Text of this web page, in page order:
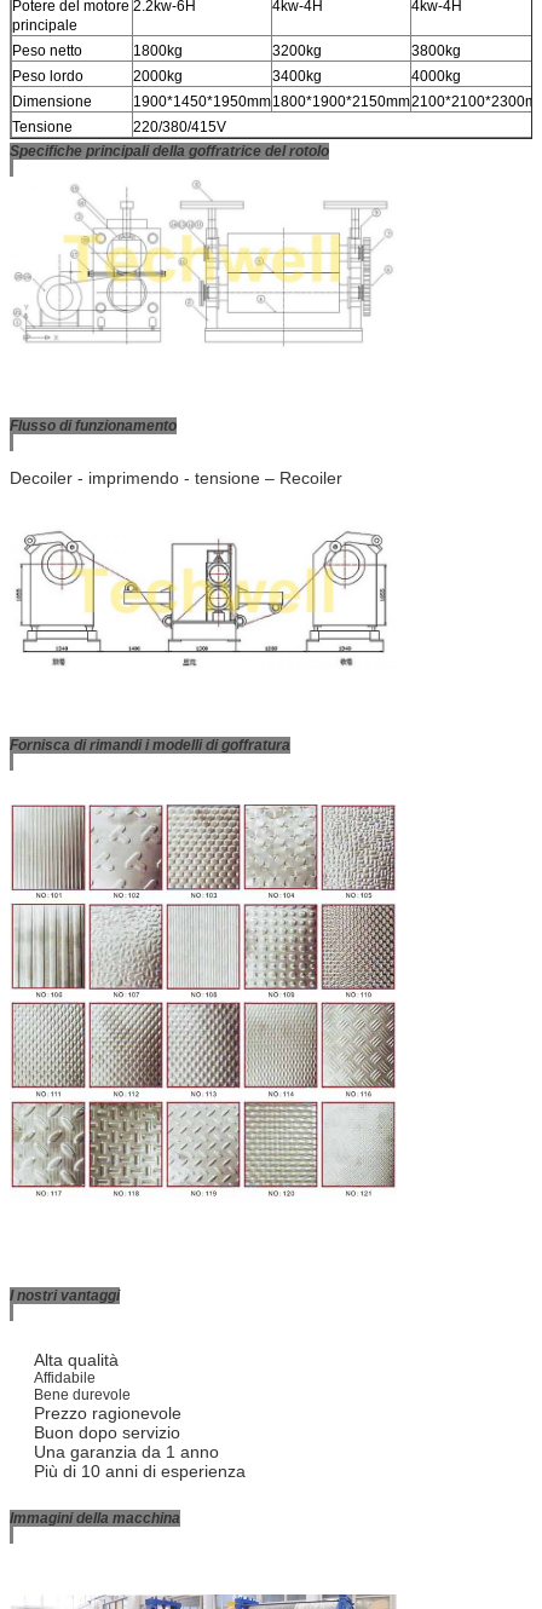
Potere del motore
principale
2.2kw-6H 4kw-4H 4kw-4H
Peso netto 1800kg 3200kg
3800kg
Peso lordo
2000kg 3400kg
4000kg
Dimensione
1900*1450*1950mm1800*1900*2150mm
Tensione
220/380/415V
Specifiche principali della goffratrice del rotolo
Flusso di funzionamento
Decoiler - imprimendo - tensione – Recoiler
Fornisca di rimandi i modelli di goffratura
I nostri vantaggi
Alta qualità
Affidabile
Bene durevole
Prezzo ragionevole
Buon dopo servizio
Una garanzia da 1 anno
Più di 10 anni di esperienza
Immagini della macchina